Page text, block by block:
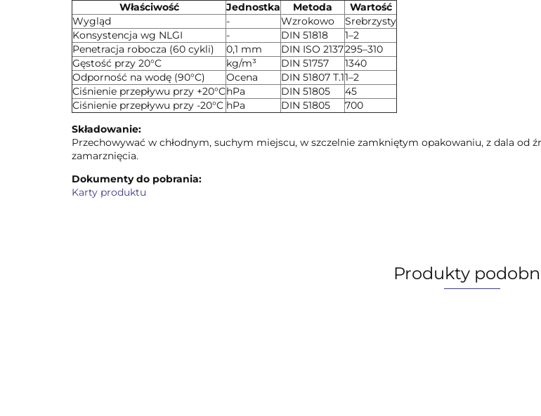
Właściwość Jednostka Metoda
Wartość
Wygląd
- Wzrokowo
Srebrzysty
Konsystencja wg NLGI
- DIN 51818
1–2
Penetracja robocza (60 cykli)
0,1 mm DIN ISO 2137295–310
Gęstość przy 20°C
kg/m³ DIN 51757
1340
Odporność na wodę (90°C)
Ocena DIN 51807 T.11–2
Ciśnienie przepływu przy +20°ChPa DIN 51805
45
Ciśnienie przepływu przy -20°C hPa DIN 51805
700
Składowanie:
Przechowywać w chłodnym, suchym miejscu, w szczelnie zamkniętym opakowaniu, z dala od
zamarznięcia.
Dokumenty do pobrania:
Karty produktu
Produkty